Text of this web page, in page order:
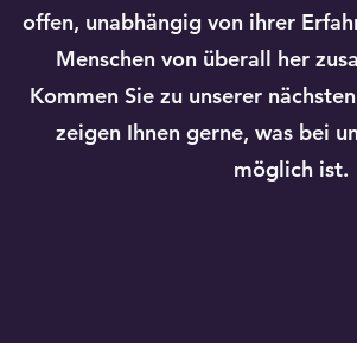
offen, unabhängig von ihrer
Menschen von überall her
Kommen Sie zu unserer
zeigen Ihnen gerne, was bei
möglich ist.